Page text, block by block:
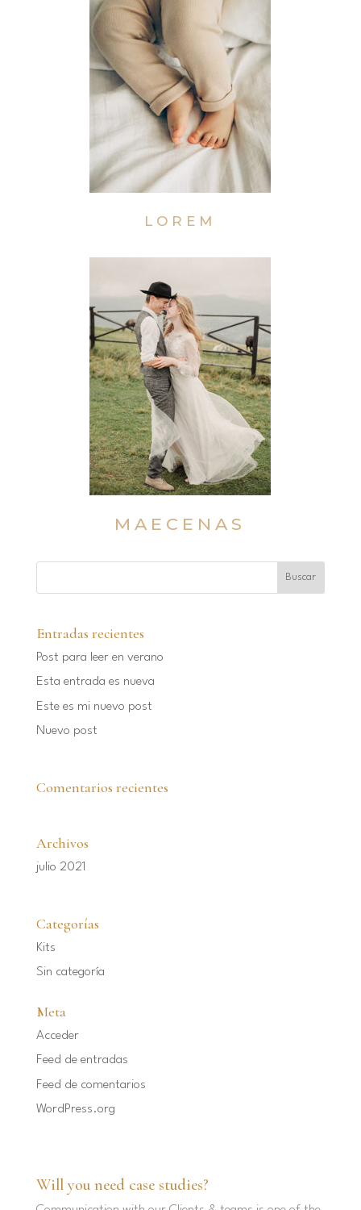
LOREM
MAECENAS
Entradas recientes
Post para leer en verano
Esta entrada es nueva
Este es mi nuevo post
Nuevo post
Comentarios recientes
Archivos
julio 2021
Categorías
Kits
Sin categoría
Meta
Acceder
Feed de entradas
Feed de comentarios
WordPress.org
Will you need case studies?